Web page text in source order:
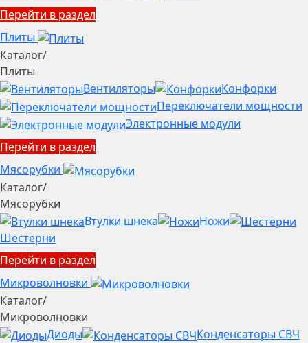
Перейти в раздел
Плиты
Каталог/
Плиты
Вентиляторы
Конфорки
Переключатели мощности
Электронные модули
Перейти в раздел
Мясорубки
Каталог/
Мясорубки
Втулки шнека
Ножи
Шестерни
Перейти в раздел
Микроволновки
Каталог/
Микроволновки
Диоды
Конденсаторы СВЧ